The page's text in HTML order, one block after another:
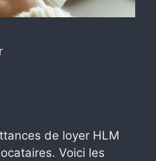
de loyer HLM
Voici les